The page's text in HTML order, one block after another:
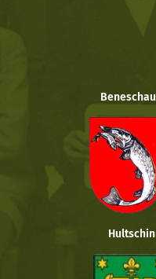
Beneschau
Hultschin